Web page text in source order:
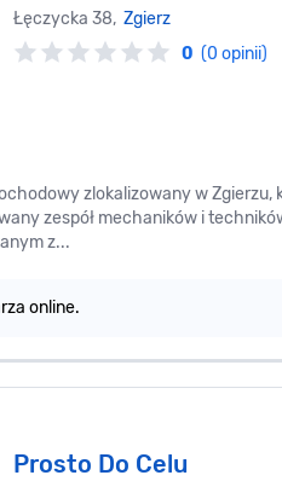
Łęczycka 38, Zgierz
0 (0 opinii)
zlokalizowany w Zgierzu,
zespół mechaników i
z...
online.
Prosto Do Celu